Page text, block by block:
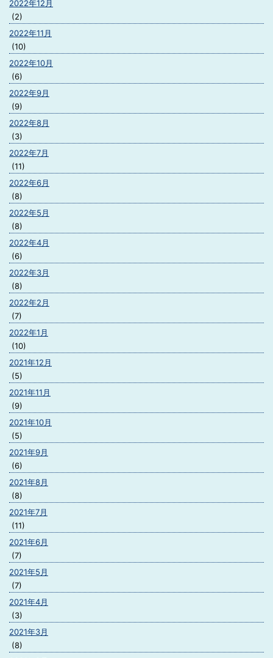
2022年12月
(2)
2022年11月
(10)
2022年10月
(6)
2022年9月
(9)
2022年8月
(3)
2022年7月
(11)
2022年6月
(8)
2022年5月
(8)
2022年4月
(6)
2022年3月
(8)
2022年2月
(7)
2022年1月
(10)
2021年12月
(5)
2021年11月
(9)
2021年10月
(5)
2021年9月
(6)
2021年8月
(8)
2021年7月
(11)
2021年6月
(7)
2021年5月
(7)
2021年4月
(3)
2021年3月
(8)